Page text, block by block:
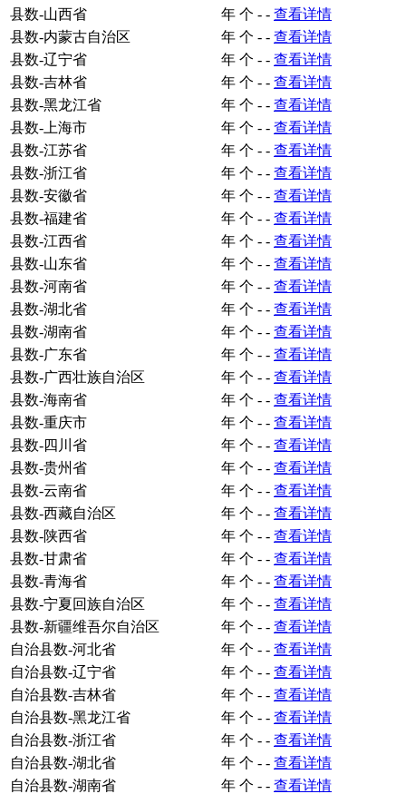
县数-山西省
年 个 - - 查看详情
县数-内蒙古自治区
年 个 - - 查看详情
县数-辽宁省
年 个 - - 查看详情
县数-吉林省
年 个 - - 查看详情
县数-黑龙江省
年 个 - - 查看详情
县数-上海市
年 个 - - 查看详情
县数-江苏省
年 个 - - 查看详情
县数-浙江省
年 个 - - 查看详情
县数-安徽省
年 个 - - 查看详情
县数-福建省
年 个 - - 查看详情
县数-江西省
年 个 - - 查看详情
县数-山东省
年 个 - - 查看详情
县数-河南省
年 个 - - 查看详情
县数-湖北省
年 个 - - 查看详情
县数-湖南省
年 个 - - 查看详情
县数-广东省
年 个 - - 查看详情
县数-广西壮族自治区
年 个 - - 查看详情
县数-海南省
年 个 - - 查看详情
县数-重庆市
年 个 - - 查看详情
县数-四川省
年 个 - - 查看详情
县数-贵州省
年 个 - - 查看详情
县数-云南省
年 个 - - 查看详情
县数-西藏自治区
年 个 - - 查看详情
县数-陕西省
年 个 - - 查看详情
县数-甘肃省
年 个 - - 查看详情
县数-青海省
年 个 - - 查看详情
县数-宁夏回族自治区
年 个 - - 查看详情
县数-新疆维吾尔自治区
年 个 - - 查看详情
自治县数-河北省
年 个 - - 查看详情
自治县数-辽宁省
年 个 - - 查看详情
自治县数-吉林省
年 个 - - 查看详情
自治县数-黑龙江省
年 个 - - 查看详情
自治县数-浙江省
年 个 - - 查看详情
自治县数-湖北省
年 个 - - 查看详情
自治县数-湖南省
年 个 - - 查看详情